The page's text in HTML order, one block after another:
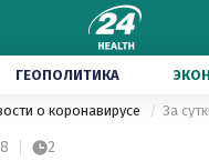
ГЕОПОЛИТИКА
о коронавирусе
2